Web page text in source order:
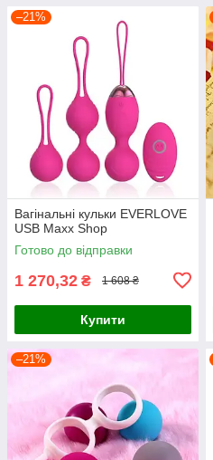
–21%
Вагінальні кульки EVERLOVE
USB Maxx Shop
Готово до відправки
1 270,32 ₴ 1 608 ₴
Купити
–21%